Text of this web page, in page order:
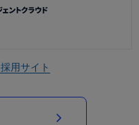
採用サイト